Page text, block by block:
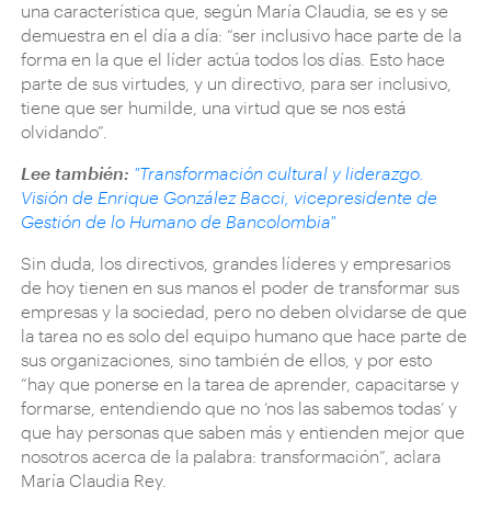
una característica que, según María Claudia, se es y se
demuestra en el día a día: “ser inclusivo hace parte de la
forma en la que el líder actúa todos los días. Esto hace
parte de sus virtudes, y un directivo, para ser inclusivo,
tiene que ser humilde, una virtud que se nos está
olvidando”.
Lee también: "Transformación cultural y liderazgo.
Visión de Enrique González Bacci, vicepresidente de
Gestión de lo Humano de Bancolombia"
Sin duda, los directivos, grandes líderes y empresarios
de hoy tienen en sus manos el poder de transformar sus
empresas y la sociedad, pero no deben olvidarse de que
la tarea no es solo del equipo humano que hace parte de
sus organizaciones, sino también de ellos, y por esto
“hay que ponerse en la tarea de aprender, capacitarse y
formarse, entendiendo que no ‘nos las sabemos todas’ y
que hay personas que saben más y entienden mejor que
nosotros acerca de la palabra: transformación”, aclara
María Claudia Rey.